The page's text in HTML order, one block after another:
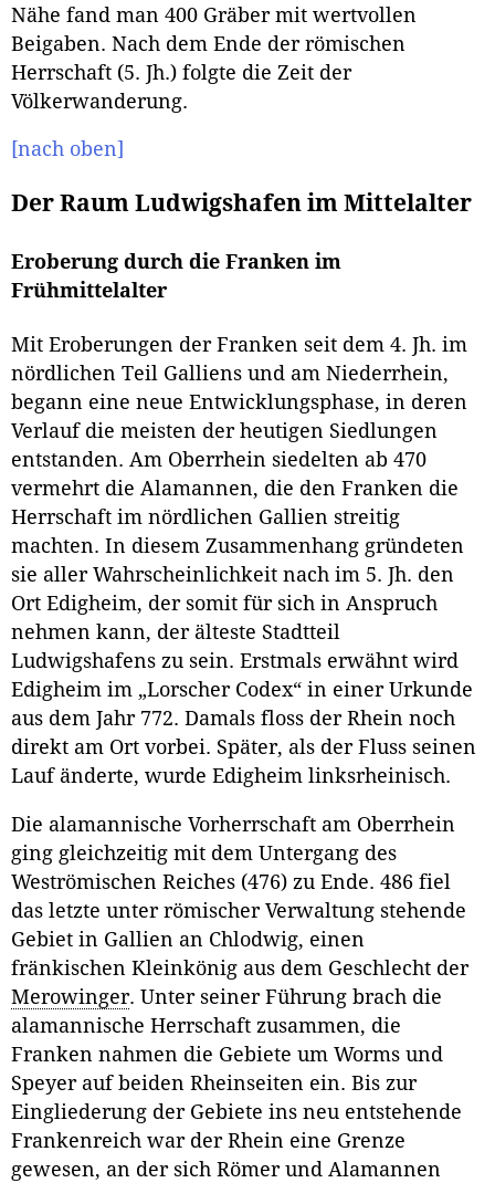
Nähe fand man 400 Gräber mit wertvollen
Beigaben. Nach dem Ende der römischen
Herrschaft (5. Jh.) folgte die Zeit der
Völkerwanderung.
[nach oben]
Der Raum Ludwigshafen im Mittelalter
Eroberung durch die Franken im
Frühmittelalter
Mit Eroberungen der Franken seit dem 4. Jh. im
nördlichen Teil Galliens und am Niederrhein,
begann eine neue Entwicklungsphase, in deren
Verlauf die meisten der heutigen Siedlungen
entstanden. Am Oberrhein siedelten ab 470
vermehrt die Alamannen, die den Franken die
Herrschaft im nördlichen Gallien streitig
machten. In diesem Zusammenhang gründeten
sie aller Wahrscheinlichkeit nach im 5. Jh. den
Ort Edigheim, der somit für sich in Anspruch
nehmen kann, der älteste Stadtteil
Ludwigshafens zu sein. Erstmals erwähnt wird
Edigheim im „Lorscher Codex“ in einer Urkunde
aus dem Jahr 772. Damals floss der Rhein noch
direkt am Ort vorbei. Später, als der Fluss seinen
Lauf änderte, wurde Edigheim linksrheinisch.
Die alamannische Vorherrschaft am Oberrhein
ging gleichzeitig mit dem Untergang des
Weströmischen Reiches (476) zu Ende. 486 fiel
das letzte unter römischer Verwaltung stehende
Gebiet in Gallien an Chlodwig, einen
fränkischen Kleinkönig aus dem Geschlecht der
Merowinger. Unter seiner Führung brach die
alamannische Herrschaft zusammen, die
Franken nahmen die Gebiete um Worms und
Speyer auf beiden Rheinseiten ein. Bis zur
Eingliederung der Gebiete ins neu entstehende
Frankenreich war der Rhein eine Grenze
gewesen, an der sich Römer und Alamannen